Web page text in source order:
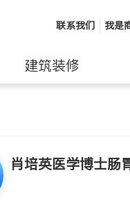
联系我们 我是
建筑装修
肖培英医学博士肠